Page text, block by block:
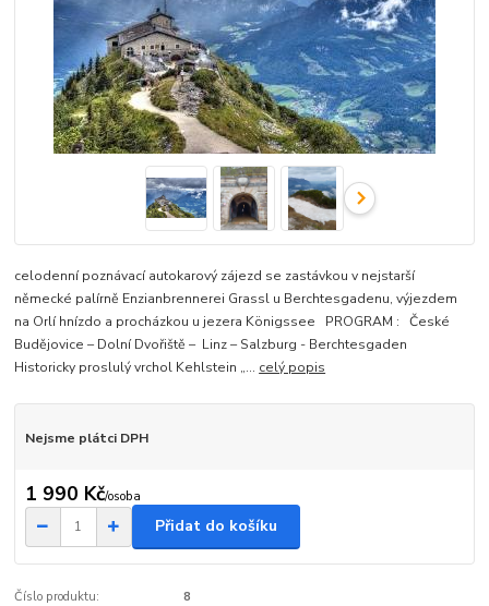
celodenní poznávací autokarový zájezd se zastávkou v nejstarší
německé palírně Enzianbrennerei Grassl u Berchtesgadenu, výjezdem
na Orlí hnízdo a procházkou u jezera Königssee PROGRAM : České
Budějovice – Dolní Dvořiště – Linz – Salzburg - Berchtesgaden
Historicky proslulý vrchol Kehlstein „... celý popis
Nejsme plátci DPH
1 990 Kč/osoba
Přidat do košíku
Číslo produktu: 8